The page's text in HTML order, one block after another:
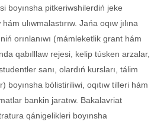
boyınsha pitkeriwshilerdiń jeke
ulıwmalastırıw. Jańa oqıw jılına
orınlanıwı (mámleketlik grant hám
qabılllaw rejesi, kelip túsken arzalar,
sanı, olardıń kursları, tálim
boyınsha bólistiriliwi, oqıtıw tilleri hám
bankin jaratıw. Bakalavriat
qánigelikleri boyınsha